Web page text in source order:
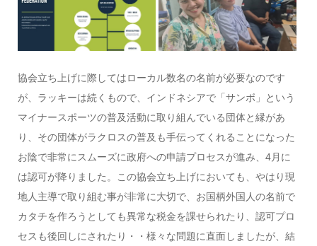
協会立ち上げに際してはローカル数名の名前が必要なのです
が、ラッキーは続くもので、インドネシアで「サンボ」という
マイナースポーツの普及活動に取り組んでいる団体と縁があ
り、その団体がラクロスの普及も手伝ってくれることになった
お陰で非常にスムーズに政府への申請プロセスが進み、4月に
は認可が降りました。この協会立ち上げにおいても、やはり現
地人主導で取り組む事が非常に大切で、お国柄外国人の名前で
カタチを作ろうとしても異常な税金を課せられたり、認可プロ
セスも後回しにされたり・・様々な問題に直面しましたが、結